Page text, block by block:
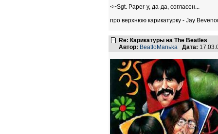
<~Sgt. Paper-y, да-да, согласен...
про верхнюю карикатурку - Jay
Re: Карикатуры на The Beatles
Автор: BeatloManьka Дата: